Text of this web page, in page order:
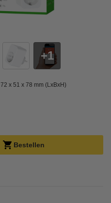
1
72 x 51 x 78 mm (LxBxH)
Bestellen